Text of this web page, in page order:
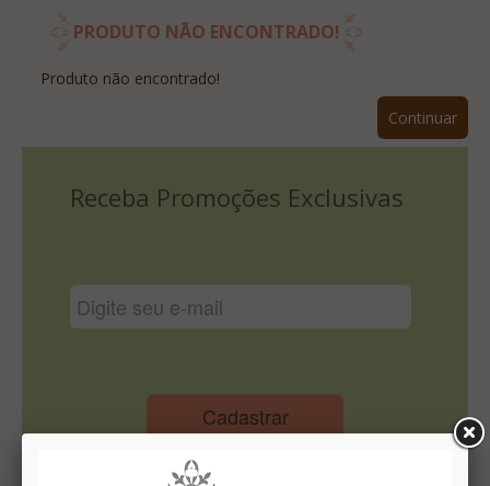
Site Institucional
Lista De Desejos
PRODUTO NÃO ENCONTRADO!
Produto não encontrado!
Continuar
Receba Promoções Exclusivas
Cadastrar